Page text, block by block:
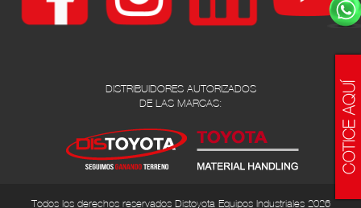
DISTRIBUIDORES AUTORIZADOS
DE LAS MARCAS:
Todos los derechos reservados Distoyota Equipos Industriales 2026